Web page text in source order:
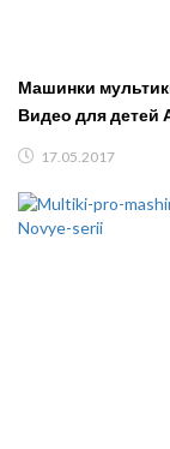
Машинки
Видео для детей
17.05.2017